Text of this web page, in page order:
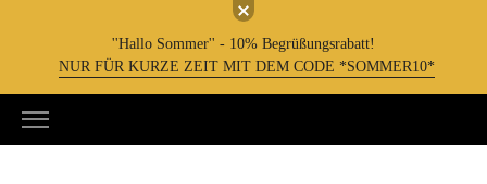
''Hallo Sommer'' - 10% Begrüßungsrabatt!
NUR FÜR KURZE ZEIT MIT DEM CODE *SOMMER10*